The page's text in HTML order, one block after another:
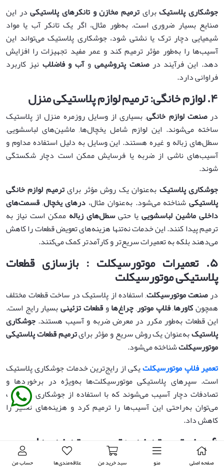
صفحه اصلی منو سبد خرید من علاقه‌مندی‌ها حساب من
جوشکاری پلاستیکبرایترمیم مخازن و تانکرهای پلاستیکیدر این
صنایع بسیار ضروری است. به‌طور مثال، اگر یک تانکر آب یا مواد
شیمیایی دچار ترک یا نشتی شود، جوشکاری پلاستیک می‌تواند این
آسیب‌ها را به‌طور مؤثر ترمیم کند و عمر مفید تجهیزات را افزایش
دهد. این فرآیند درصنعت پتروشیمی وآب و فاضلاب نیز کاربرد
فراوانی دارد.
۴.لوازم خانگی: ترمیم لوازم پلاستیکی منزل
درصنعت لوازم خانگی, بسیاری از وسایل روزمره منزل از پلاستیک
ساخته می‌شوند. این لوازم شامل یخچال‌ها, ماشین‌های لباسشویی,
سطل‌های زباله و غیره هستند. این وسایل به دلیل استفاده مداوم و
آسیب‌های ناشی از ضربه یا فرسایش ممکن است دچار شکستگی
شوند.
جوشکاری پلاستیکبه‌عنوان یک روش مؤثر برایترمیم لوازم خانگی
پلاستیکیشناخته می‌شود. به‌عنوان مثال، درهای یخچال,قسمت‌های
داخلی ماشین لباسشویییا حتیسطل‌های زباله ممکن است نیاز به
ترمیم پیدا کنند. این خدمات نه‌تنها هزینه‌های تعویض قطعات را کاهش
می‌دهند بلکه به تعمیرات سریع‌تر و کارآمدتر کمک می‌کنند.
۵.تعمیرات موتورسیکلت : بازسازی قطعات
پلاستیکی موتورسیکلت
درصنعت موتورسیکلت, استفاده از پلاستیک در ساخت قطعات مختلف
همچونکاورها,فلاپ موتور,چراغ‌هاوقطعات تزئینیبسیار رایج است.
این قطعات به‌طور مکرر در معرض ضربه و آسیب هستند.جوشکاری
پلاستیکبه‌عنوان یک روش سریع و مؤثر برایترمیم قطعات پلاستیکی
موتورسیکلتشناخته می‌شود.
تعمیر فلاپ موتورسیکلتیکی از رایج‌ترین خدمات جوشکاری پلاستیک
است. سپرهای پلاستیکی موتورسیکلت‌ها به‌ویژه در برخوردها و
تصادفات دچار آسیب می‌شوند که با استفاده از جوشکاری پلاستیک
می‌توان به‌راحتی این آسیب‌ها را ترمیم کرد و هزینه‌های تعمیر را
کاهش داد.
۶ صنعت بسته‌بندی: ترمیم بسته‌بندی‌های
آسیب‌دیده